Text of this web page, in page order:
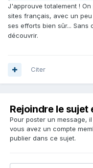
J'approuve totalement !
sites français, avec un
ses efforts bien sûr...
découvrir.
Citer
Rejoindre le
Pour poster un message,
vous avez un compte
publier dans ce sujet.